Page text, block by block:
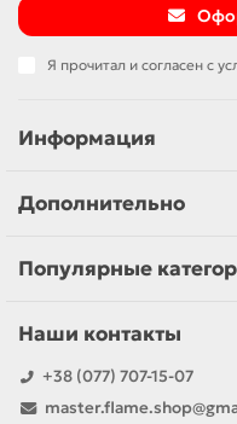
Я прочитал и согласен с
Информация
Дополнительно
Популярные
Наши контакты
+38 (077) 707-15-07